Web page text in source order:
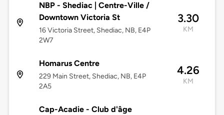
NBP - Shediac | Centre-Ville /
Downtown Victoria St
16 Victoria Street, Shediac, NB, E4P
2W7
3.30
KM
Homarus Centre
229 Main Street, Shediac, NB, E4P
2A5
4.26
KM
Cap-Acadie - Club d'âge